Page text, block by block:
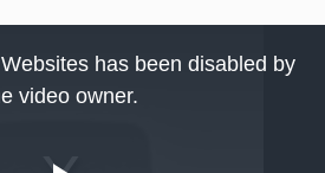
has been disabled by
video owner.